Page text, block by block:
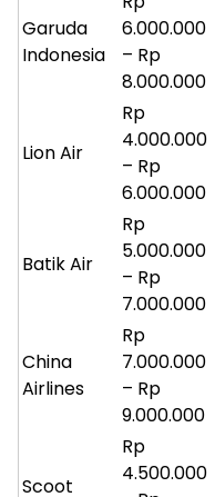
Garuda
Indonesia
6.000.000
– Rp
8.000.000
Lion Air
Rp
4.000.000
– Rp
6.000.000
Batik Air
Rp
5.000.000
– Rp
7.000.000
China
Airlines
Rp
7.000.000
– Rp
9.000.000
Scoot
Rp
4.500.000